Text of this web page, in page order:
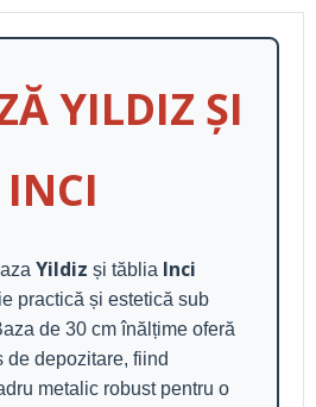
YILDIZ ȘI
Yildiz și tăblia Inci
practică și estetică sub
de 30 cm înălțime oferă
de depozitare, fiind
metalic robust pentru o